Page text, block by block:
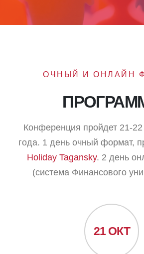
ОЧНЫЙ И ОНЛАЙН
Конференция пройдет 21-22
года. 1 день очный формат,
Holiday Tagansky. 2 день
(система Финансового
21 ОКТ